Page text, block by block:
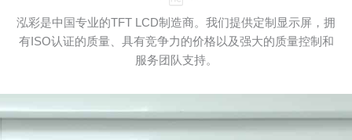
泓彩是中国专业的TFT LCD制造商。我们提供定制显示屏，拥
有ISO认证的质量、具有竞争力的价格以及强大的质量控制和
服务团队支持。